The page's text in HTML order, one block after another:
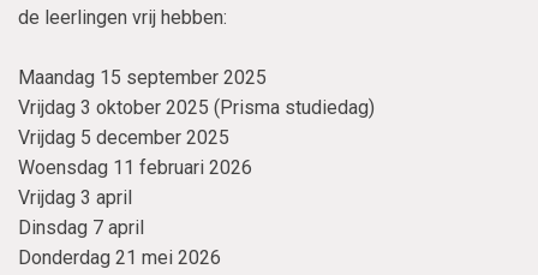
de leerlingen vrij hebben:
Maandag 15 september 2025
Vrijdag 3 oktober 2025 (Prisma studiedag)
Vrijdag 5 december 2025
Woensdag 11 februari 2026
Vrijdag 3 april
Dinsdag 7 april
Donderdag 21 mei 2026